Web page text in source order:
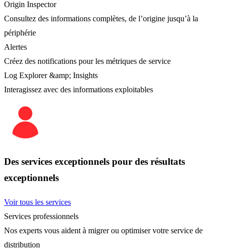
Origin Inspector
Consultez des informations complètes, de l’origine jusqu’à la
périphérie
Alertes
Créez des notifications pour les métriques de service
Log Explorer &amp; Insights
Interagissez avec des informations exploitables
Des services exceptionnels pour des résultats
exceptionnels
Voir tous les services
Services professionnels
Nos experts vous aident à migrer ou optimiser votre service de
distribution